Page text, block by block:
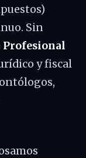
Sin
Profesional
y fiscal